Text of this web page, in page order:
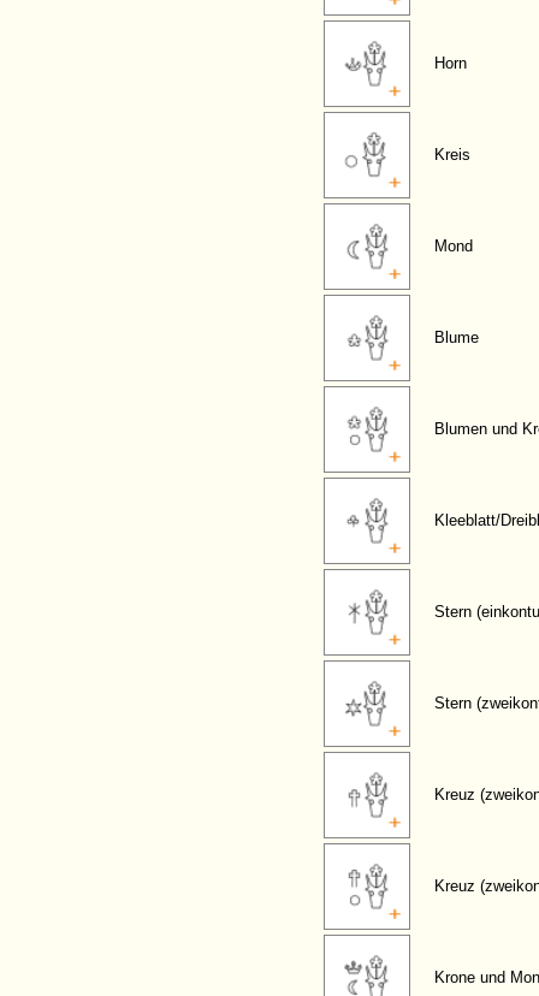
Horn
Kreis
Mond
Blume
Blumen und
Kleeblatt/
Stern
Stern
Kreuz
Kreuz
Krone und